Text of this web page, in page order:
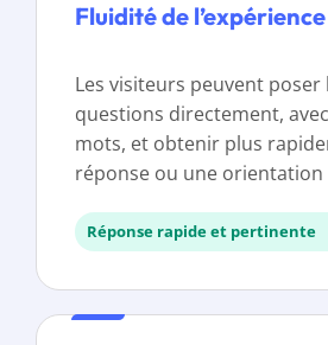
Fluidité de
Les visiteurs peuvent poser
questions directement,
mots, et obtenir plus
réponse ou une
Réponse rapide et pertinente